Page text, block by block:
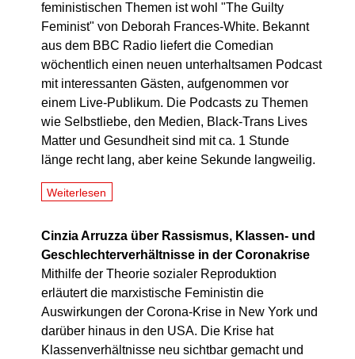
feministischen Themen ist wohl "The Guilty
Feminist" von Deborah Frances-White. Bekannt
aus dem BBC Radio liefert die Comedian
wöchentlich einen neuen unterhaltsamen Podcast
mit interessanten Gästen, aufgenommen vor
einem Live-Publikum. Die Podcasts zu Themen
wie Selbstliebe, den Medien, Black-Trans Lives
Matter und Gesundheit sind mit ca. 1 Stunde
länge recht lang, aber keine Sekunde langweilig.
Weiterlesen
Cinzia Arruzza über Rassismus, Klassen- und
Geschlechterverhältnisse in der Coronakrise
Mithilfe der Theorie sozialer Reproduktion
erläutert die marxistische Feministin die
Auswirkungen der Corona-Krise in New York und
darüber hinaus in den USA. Die Krise hat
Klassenverhältnisse neu sichtbar gemacht und